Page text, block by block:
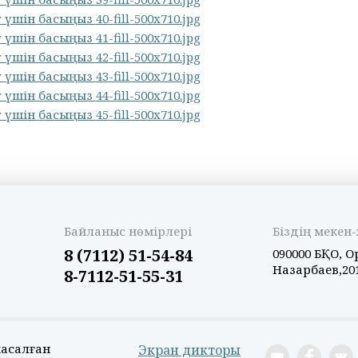
Байланыс нөмірлері
8 (7112) 51-54-84
8-7112-51-55-31
Біздің
090000 БҚО,
Экран дикторы